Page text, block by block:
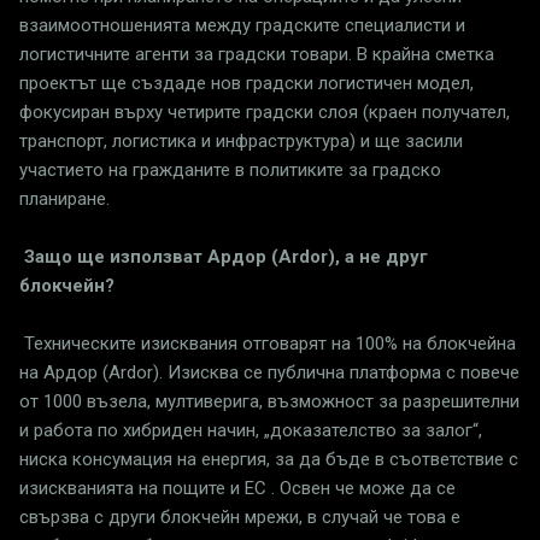
взаимоотношенията между градските специалисти и
логистичните агенти за градски товари. В крайна сметка
проектът ще създаде нов градски логистичен модел,
фокусиран върху четирите градски слоя (краен получател,
транспорт, логистика и инфраструктура) и ще засили
участието на гражданите в политиките за градско
планиране.
Защо ще използват Ардор (Ardor), а не друг
блокчейн?
Техническите изисквания отговарят на 100% на блокчейна
на Ардор (Ardor). Изисква се публична платформа с повече
от 1000 възела, мултиверига, възможност за разрешителни
и работа по хибриден начин, „доказателство за залог“,
ниска консумация на енергия, за да бъде в съответствие с
изискванията на пощите и ЕС . Освен че може да се
свързва с други блокчейн мрежи, в случай че това е